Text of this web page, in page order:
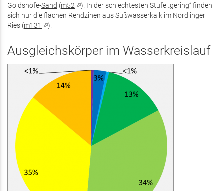
ist
extern)
ist
extern)
Goldshöfe-Sand (m52(Link
ist
). In der schlechtesten Stufe „gering“ finden
sich nur die flachen Rendzinen aus Süßwasserkalk im Nördlinger
Ries (m131 (Link
extern)
).
Ausgleichskörper im Wasserkreislauf